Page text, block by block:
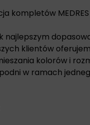
kompletów MEDRES
najlepszym
klientów
kolorów i
w ramach